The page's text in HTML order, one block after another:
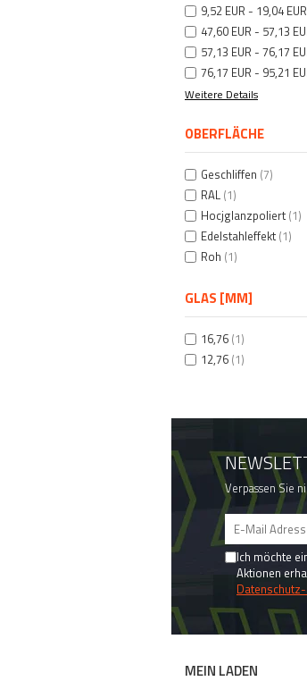
9,52 EUR - 19,04 EUR
47,60 EUR - 57,13
57,13 EUR - 76,17
76,17 EUR - 95,21
Weitere Details
OBERFLÄCHE
Geschliffen (7)
RAL (1)
Hocjglanzpoliert (1)
Edelstahleffekt (1)
Roh (1)
GLAS [MM]
16,76 (1)
12,76 (1)
Verpassen Sie
Ich möchte
Aktionen
MEIN LADEN